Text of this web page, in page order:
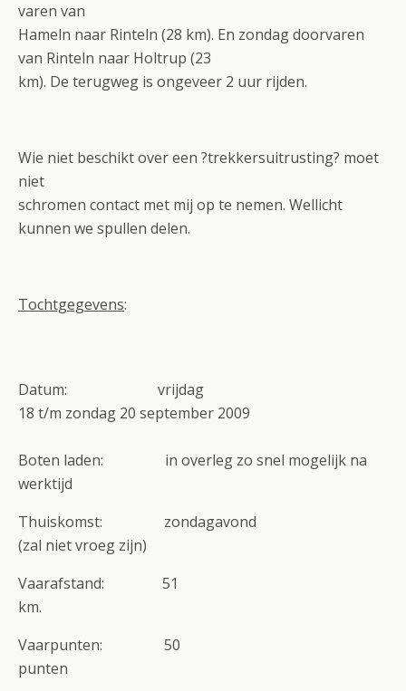
varen van
Hameln naar Rinteln (28 km). En zondag doorvaren
van Rinteln naar Holtrup (23
km). De terugweg is ongeveer 2 uur rijden.
Wie niet beschikt over een ?trekkersuitrusting? moet
niet
schromen contact met mij op te nemen. Wellicht
kunnen we spullen delen.
Tochtgegevens:
Datum: vrijdag
18 t/m zondag 20 september 2009
Boten laden: in overleg zo snel mogelijk na
werktijd
Thuiskomst: zondagavond
(zal niet vroeg zijn)
Vaarafstand: 51
km.
Vaarpunten: 50
punten